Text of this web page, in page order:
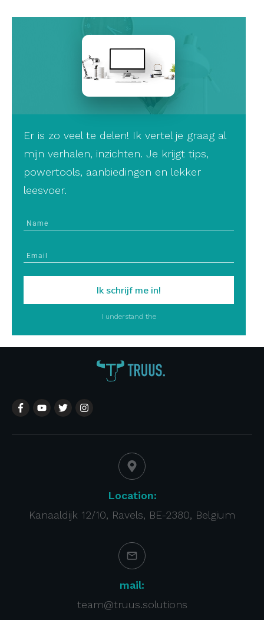
Er is zo veel te delen! Ik vertel je graag al
mijn verhalen, inzichten. Je krijgt tips,
powertools, aanbiedingen en lekker
leesvoer.
Ik schrijf me in!
I understand the
Location:
Kanaaldijk 12/10, Ravels, BE-2380, Belgium
mail:
team@truus.solutions